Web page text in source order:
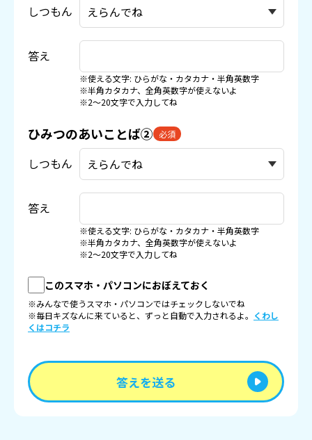
しつもん
答え
※使える文字: ひらがな・カタカナ・半角英数字
※半角カタカナ、全角英数字が使えないよ
※2〜20文字で入力してね
ひみつのあいことば② 必須
しつもん
答え
※使える文字: ひらがな・カタカナ・半角英数字
※半角カタカナ、全角英数字が使えないよ
※2〜20文字で入力してね
このスマホ・パソコンにおぼえておく
※みんなで使うスマホ・パソコンではチェックしないでね
※毎日キズなんに来ていると、ずっと自動で入力されるよ。 くわし
くはコチラ
答えを送る